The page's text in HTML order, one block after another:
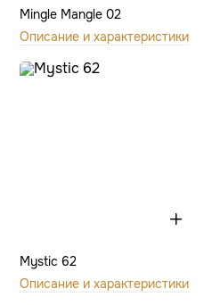
Mingle Mangle 02
Описание и характеристики
Mystic 62
Описание и характеристики